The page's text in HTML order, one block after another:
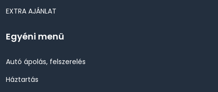
EXTRA AJÁNLAT
Egyéni menü
Autó ápolás, felszerelés
Háztartás